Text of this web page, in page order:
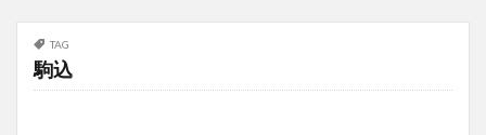
TAG
駒込